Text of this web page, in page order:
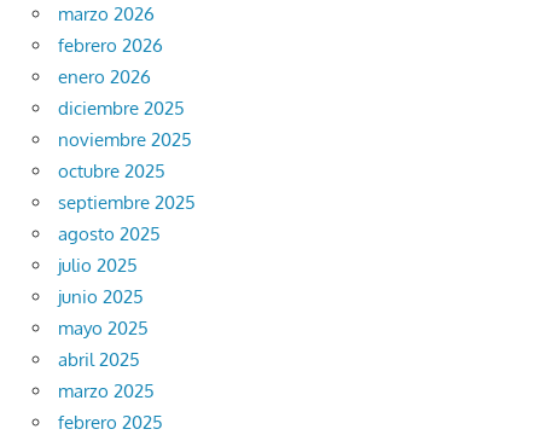
marzo 2026
febrero 2026
enero 2026
diciembre 2025
noviembre 2025
octubre 2025
septiembre 2025
agosto 2025
julio 2025
junio 2025
mayo 2025
abril 2025
marzo 2025
febrero 2025